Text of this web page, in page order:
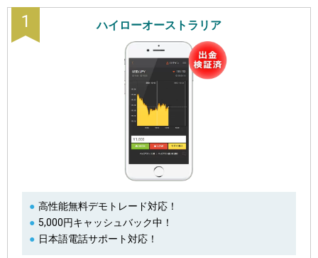
1 ハイローオーストラリア
高性能無料デモトレード対応！
5,000円キャッシュバック中！
日本語電話サポート対応！